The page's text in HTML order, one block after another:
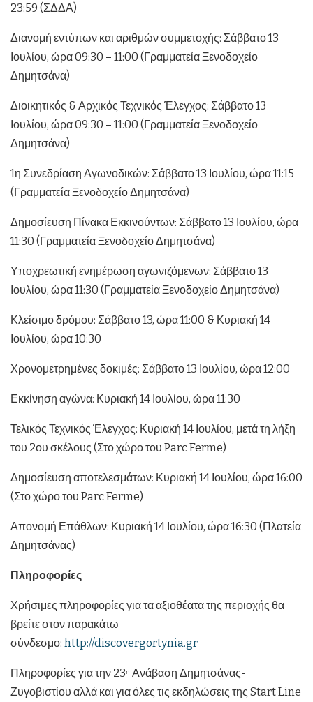
23:59 (ΣΔΔΑ)
Διανομή εντύπων και αριθμών συμμετοχής: Σάββατο 13
Ιουλίου, ώρα 09:30 – 11:00 (Γραμματεία Ξενοδοχείο
Δημητσάνα)
Διοικητικός & Αρχικός Τεχνικός Έλεγχος: Σάββατο 13
Ιουλίου, ώρα 09:30 – 11:00 (Γραμματεία Ξενοδοχείο
Δημητσάνα)
1η Συνεδρίαση Αγωνοδικών: Σάββατο 13 Ιουλίου, ώρα 11:15
(Γραμματεία Ξενοδοχείο Δημητσάνα)
Δημοσίευση Πίνακα Εκκινούντων: Σάββατο 13 Ιουλίου, ώρα
11:30 (Γραμματεία Ξενοδοχείο Δημητσάνα)
Υποχρεωτική ενημέρωση αγωνιζόμενων: Σάββατο 13
Ιουλίου, ώρα 11:30 (Γραμματεία Ξενοδοχείο Δημητσάνα)
Κλείσιμο δρόμου: Σάββατο 13, ώρα 11:00 & Κυριακή 14
Ιουλίου, ώρα 10:30
Χρονομετρημένες δοκιμές: Σάββατο 13 Ιουλίου, ώρα 12:00
Εκκίνηση αγώνα: Κυριακή 14 Ιουλίου, ώρα 11:30
Τελικός Τεχνικός Έλεγχος: Κυριακή 14 Ιουλίου, μετά τη λήξη
του 2ου σκέλους (Στο χώρο του Parc Ferme)
Δημοσίευση αποτελεσμάτων: Κυριακή 14 Ιουλίου, ώρα 16:00
(Στο χώρο του Parc Ferme)
Απονομή Επάθλων: Κυριακή 14 Ιουλίου, ώρα 16:30 (Πλατεία
Δημητσάνας)
Πληροφορίες
Χρήσιμες πληροφορίες για τα αξιοθέατα της περιοχής θα
βρείτε στον παρακάτω
σύνδεσμο: http://discovergortynia.gr
Πληροφορίες για την 23η Ανάβαση Δημητσάνας-
Ζυγοβιστίου αλλά και για όλες τις εκδηλώσεις της Start Line